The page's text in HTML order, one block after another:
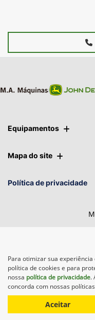
Equipamentos
Mapa do site
Política de privacidade
Desacelere. Seu
a vida.
Para otimizar sua
política de cookies e para
nossa política de privacidade.
concorda com nossas
Aceitar